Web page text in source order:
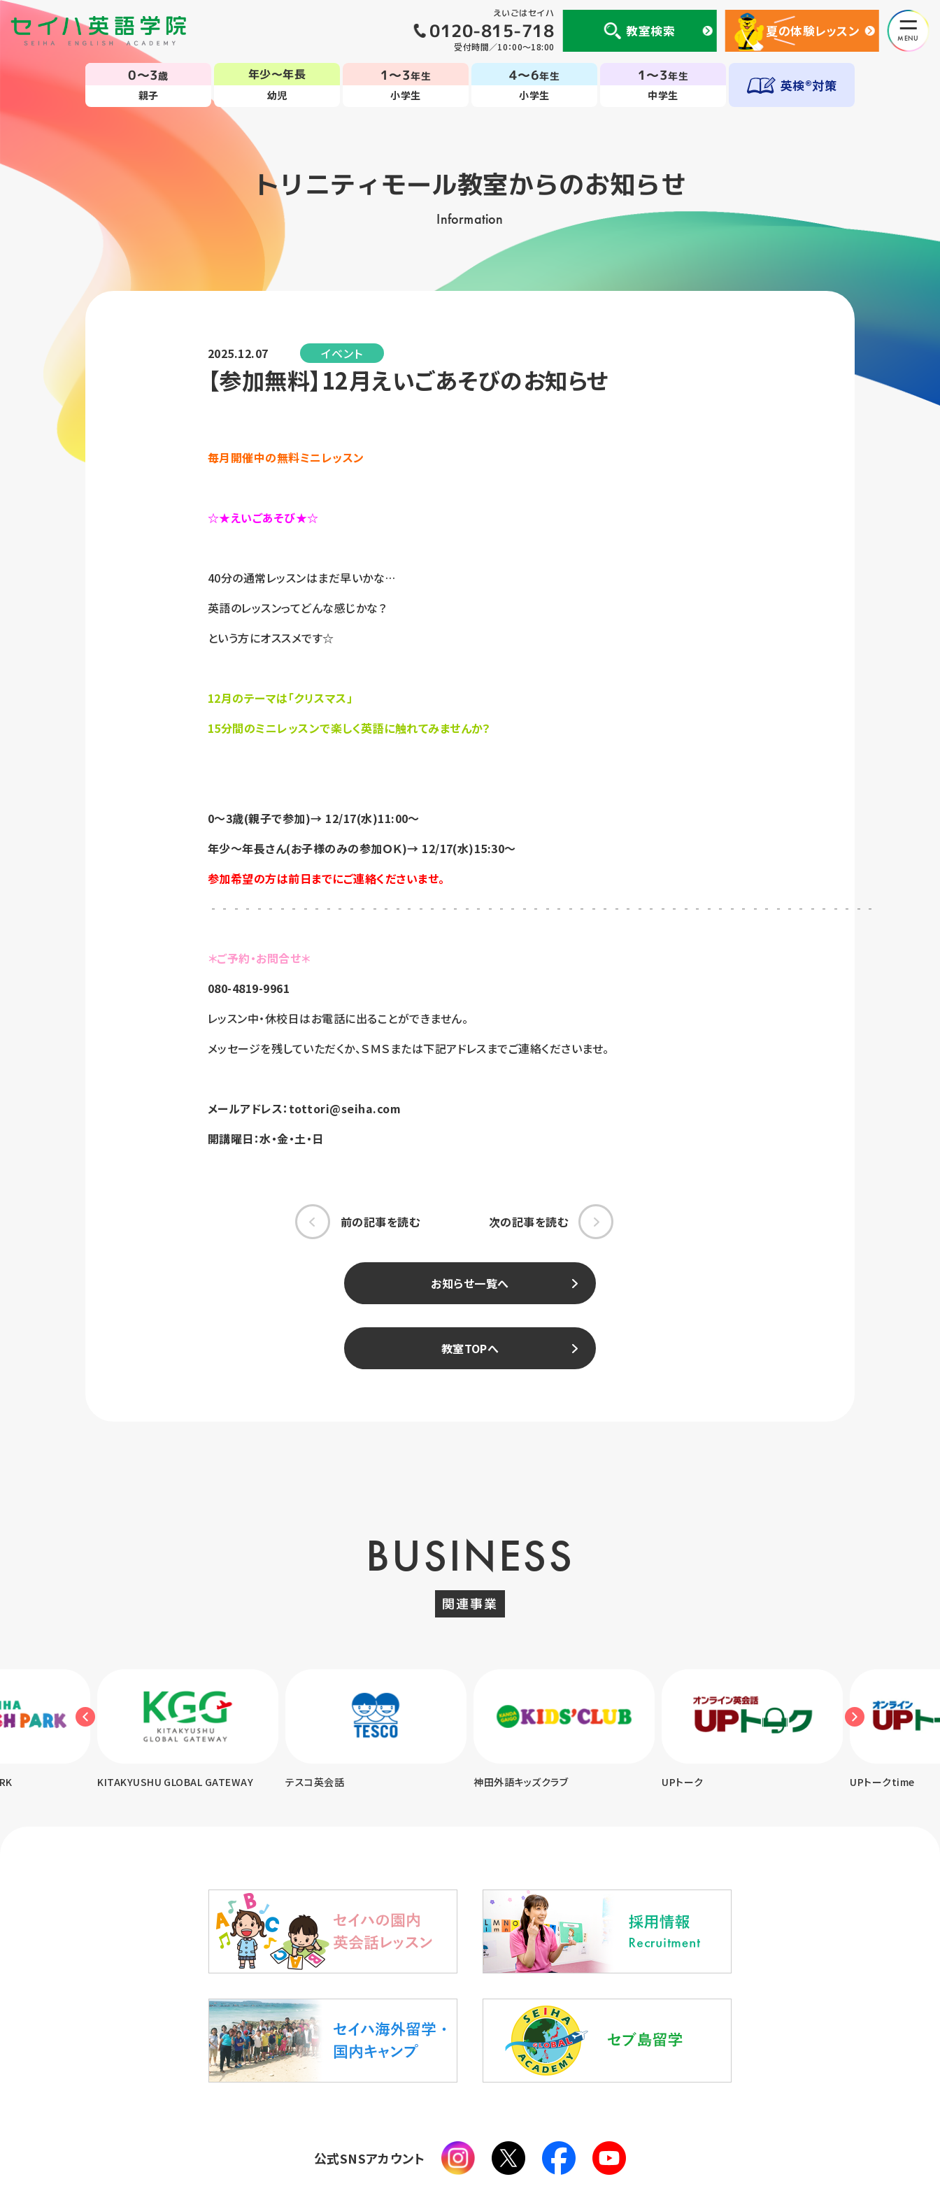
えいごはセイハ
0120-815-718
受付時間／10：00～18:00
教室検索
夏の体験レッスン
夏の体験レッスン
0～3歳
親子
年少～年長
幼児
1～3年生
小学生
4～6年生
小学生
1～3年生
中学生
英検®対策
トリニティモール教室からのお知らせ
Information
2025.12.07 イベント
【参加無料】12月えいごあそびのお知らせ
毎月開催中の無料ミニレッスン
☆★えいごあそび★☆
40分の通常レッスンはまだ早いかな…
英語のレッスンってどんな感じかな？
という方にオススメです☆
12月のテーマは「クリスマス 」
15分間のミニレッスンで楽しく英語に触れてみませんか？
0～3歳(親子で参加)→ 12/17(水)11:00～
年少～年長さん(お子様のみの参加ＯＫ)→ 12/17(水)15:30～
参加希望の方は前日までにご連絡くださいませ。
‐‐‐‐‐‐‐‐‐‐‐‐‐‐‐‐‐‐‐‐‐‐‐‐‐‐‐‐‐‐‐‐‐‐‐‐‐‐‐‐‐‐‐‐‐‐‐‐‐‐‐‐‐‐‐‐‐‐
＊ご予約・お問合せ＊
080-4819-9961
レッスン中・休校日はお電話に出ることができません。
メッセージを残していただくか、ＳＭＳまたは下記アドレスまでご連絡くださいませ。
メールアドレス：tottori@seiha.com
開講曜日：水・金・土・日
前の記事を読む 次の記事を読む
お知らせ一覧へ
教室TOPへ
BUSINESS
関連事業
KITAKYUSHU GLOBAL GATEWAY テスコ英会話 神田外語キッズクラブ UPトーク UPトークtime
公式SNSアカウント